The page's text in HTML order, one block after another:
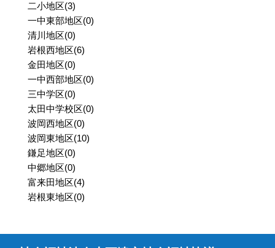
二小地区(3)
一中東部地区(0)
清川地区(0)
岩根西地区(6)
金田地区(0)
一中西部地区(0)
三中学区(0)
太田中学校区(0)
波岡西地区(0)
波岡東地区(10)
鎌足地区(0)
中郷地区(0)
富来田地区(4)
岩根東地区(0)